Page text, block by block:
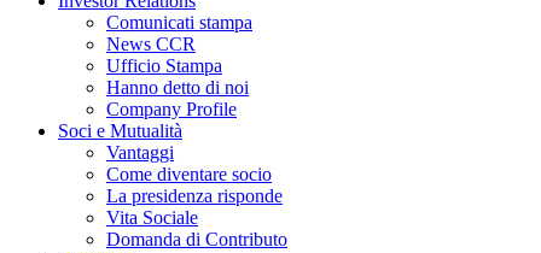
Comunicati stampa
News CCR
Ufficio Stampa
Hanno detto di noi
Company Profile
Soci e Mutualità
Vantaggi
Come diventare socio
La presidenza risponde
Vita Sociale
Domanda di Contributo